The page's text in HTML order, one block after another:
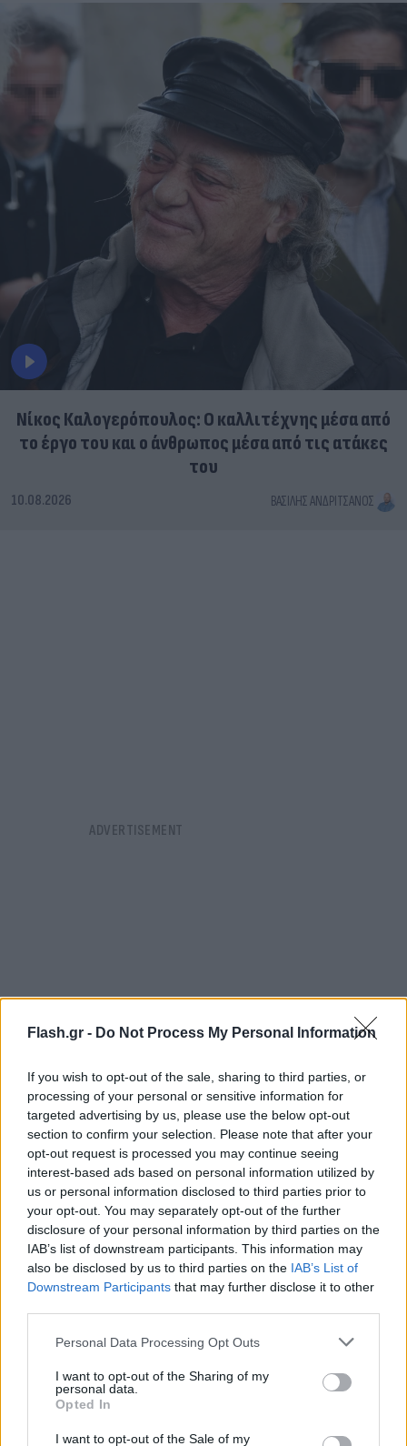
Flash.gr - Do Not Process My Personal Information
If you wish to opt-out of the sale, sharing to third parties, or
processing of your personal or sensitive information for
targeted advertising by us, please use the below opt-out
section to confirm your selection. Please note that after your
opt-out request is processed you may continue seeing
interest-based ads based on personal information utilized by
us or personal information disclosed to third parties prior to
your opt-out. You may separately opt-out of the further
disclosure of your personal information by third parties on the
IAB’s list of downstream participants. This information may
also be disclosed by us to third parties on the IAB’s List of
Downstream Participants that may further disclose it to other
Please note that this website/app uses one or more Google
not limited to your visit or usage behaviour. You may click to
grant or deny consent to Google and its third-party tags to
use your data for below specified purposes in below Google
consent section.
Personal Data Processing Opt Outs
I want to opt-out of the Sharing of my
personal data.
Opted In
I want to opt-out of the Sale of my
Νίκος Καλογερόπουλος: Ο καλλιτέχνης μέσα από
το έργο του και ο άνθρωπος μέσα από τις ατάκες
του
10.08.2026 ΒΑΣΊΛΗΣ ΑΝΔΡΙΤΣΆΝΟΣ
FLASH FOCUS